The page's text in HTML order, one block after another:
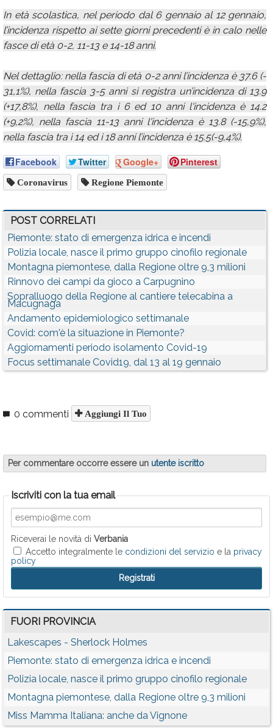
In età scolastica, nel periodo dal 6 gennaio al 12 gennaio,
l’incidenza rispetto ai sette giorni precedenti è in calo nelle
fasce di età 0-2, 11-13 e 14-18 anni.
Nel dettaglio: nella fascia di età 0-2 anni l’incidenza è 37.6 (-
31,1%), nella fascia 3-5 anni si registra un’incidenza di 13.9
(+17,8%), nella fascia tra i 6 ed 10 anni l'incidenza è 14.2
(+9,2%), nella fascia 11-13 anni l'incidenza è 13.8 (-15,9%),
nella fascia tra i 14 ed i 18 anni l’incidenza è 15.5(-9,4%).
Facebook Twitter Google+ Pinterest
Coronavirus Regione Piemonte
POST CORRELATI
Piemonte: stato di emergenza idrica e incendi
Polizia locale, nasce il primo gruppo cinofilo regionale
Montagna piemontese, dalla Regione oltre 9,3 milioni
Rinnovo dei campi da gioco a Carpugnino
Sopralluogo della Regione al cantiere telecabina a
Macugnaga
Andamento epidemiologico settimanale
Covid: com'è la situazione in Piemonte?
Aggiornamenti periodo isolamento Covid-19
Focus settimanale Covid19, dal 13 al 19 gennaio
0 commenti Aggiungi Il Tuo
Per commentare occorre essere un utente iscritto
Iscriviti con la tua email
Riceverai le novità di Verbania
Accetto integralmente le condizioni del servizio e la privacy
policy
FUORI PROVINCIA
Lakescapes - Sherlock Holmes
Piemonte: stato di emergenza idrica e incendi
Polizia locale, nasce il primo gruppo cinofilo regionale
Montagna piemontese, dalla Regione oltre 9,3 milioni
Miss Mamma Italiana: anche da Vignone